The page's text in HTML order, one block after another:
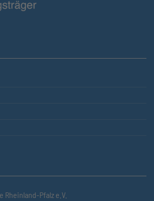
Rheinland-Pfalz e.V.